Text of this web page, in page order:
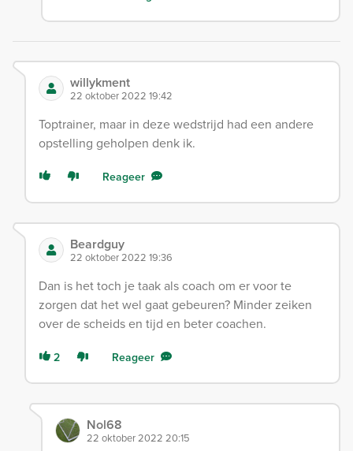
willykment
22 oktober 2022 19:42
Toptrainer, maar in deze wedstrijd had een andere
opstelling geholpen denk ik.
Reageer
Beardguy
22 oktober 2022 19:36
Dan is het toch je taak als coach om er voor te
zorgen dat het wel gaat gebeuren? Minder zeiken
over de scheids en tijd en beter coachen.
2 Reageer
Nol68
22 oktober 2022 20:15